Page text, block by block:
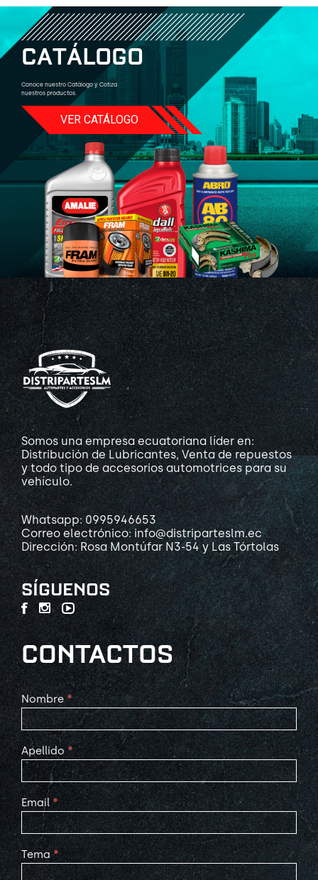
CATÁLOGO
Conoce nuestro Catálogo y Cotiza
nuestros productos.
VER CATÁLOGO
Somos una empresa ecuatoriana líder en:
Distribución de Lubricantes, Venta de repuestos
y todo tipo de accesorios automotrices para su
vehículo.
Whatsapp: 0995946653
Correo electrónico: info@distriparteslm.ec
Dirección: Rosa Montúfar N3-54 y Las Tórtolas
SÍGUENOS
CONTACTOS
Contact
Us
Nombre *
Apellido *
Email *
Tema *